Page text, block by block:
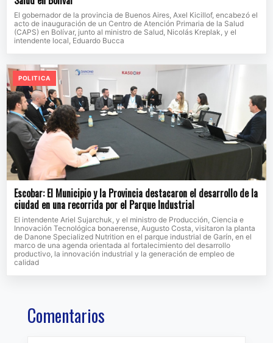
El gobernador de la provincia de Buenos Aires, Axel Kicillof, encabezó el
acto de inauguración de un Centro de Atención Primaria de la Salud
(CAPS) en Bolívar, junto al ministro de Salud, Nicolás Kreplak, y el
intendente local, Eduardo Bucca
POLITICA
Escobar: El Municipio y la Provincia destacaron el desarrollo de la
ciudad en una recorrida por el Parque Industrial
El intendente Ariel Sujarchuk, y el ministro de Producción, Ciencia e
Innovación Tecnológica bonaerense, Augusto Costa, visitaron la planta
de Danone Specialized Nutrition en el parque industrial de Garín, en el
marco de una agenda orientada al fortalecimiento del desarrollo
productivo, la innovación industrial y la generación de empleo de
calidad
Comentarios